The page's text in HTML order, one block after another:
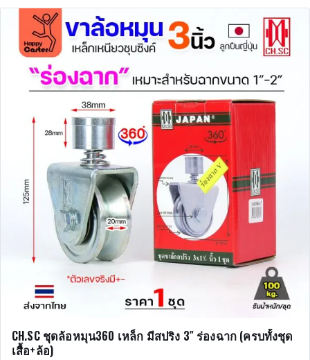
CH.SC ชุดล้อหมุน360 เหล็ก มีสปริง 3″ ร่องฉาก (ครบทั้งชุด
เสื้อ+ล้อ)